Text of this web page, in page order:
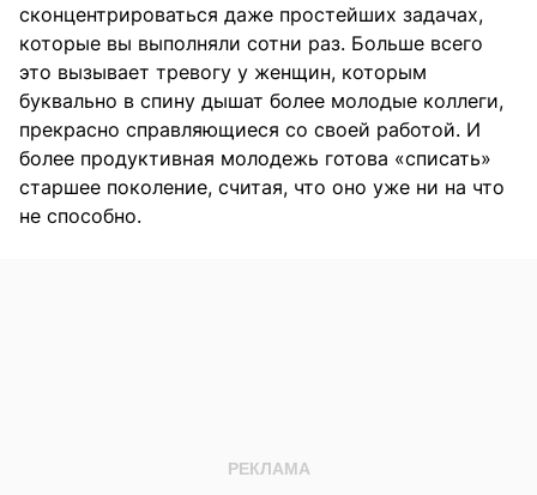
сконцентрироваться даже простейших задачах,
которые вы выполняли сотни раз. Больше всего
это вызывает тревогу у женщин, которым
буквально в спину дышат более молодые коллеги,
прекрасно справляющиеся со своей работой. И
более продуктивная молодежь готова «списать»
старшее поколение, считая, что оно уже ни на что
не способно.